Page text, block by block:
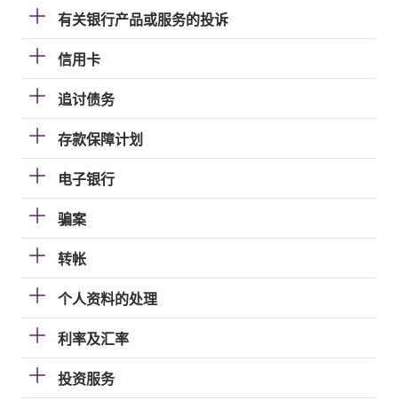
有关银行产品或服务的投诉
信用卡
追讨债务
存款保障计划
电子银行
骗案
转帐
个人资料的处理
利率及汇率
投资服务